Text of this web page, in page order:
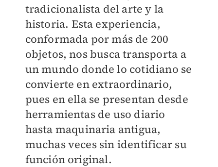
tradicionalista del arte y la
historia. Esta experiencia,
conformada por más de 200
objetos, nos busca transporta a
un mundo donde lo cotidiano se
convierte en extraordinario,
pues en ella se presentan desde
herramientas de uso diario
hasta maquinaria antigua,
muchas veces sin identificar su
función original.